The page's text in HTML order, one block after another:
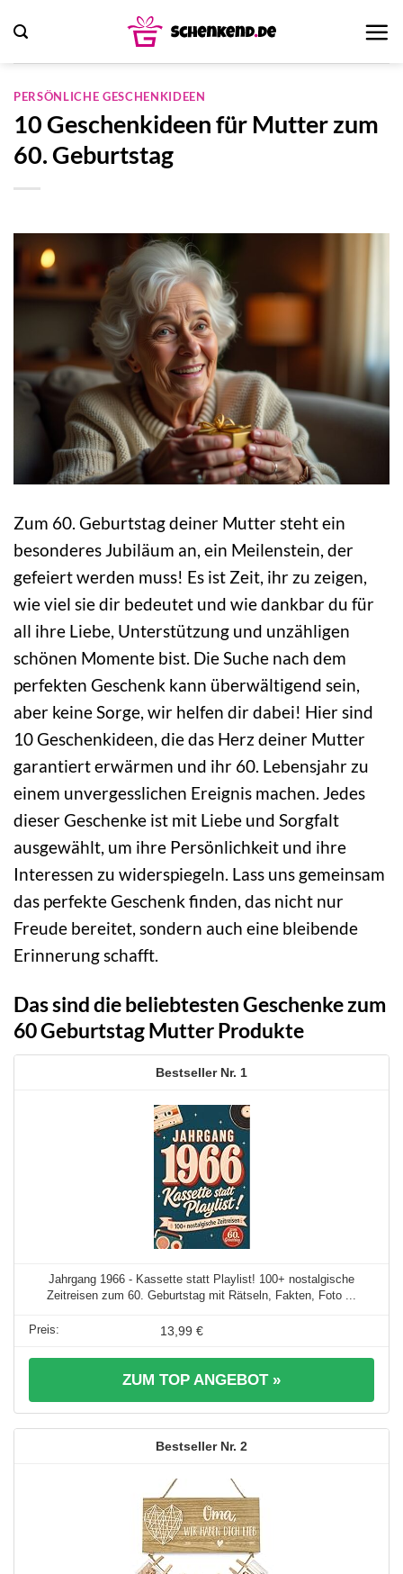
Inhalt
springen
PERSÖNLICHE GESCHENKIDEEN
10 Geschenkideen für Mutter zum
60. Geburtstag
Zum 60. Geburtstag deiner Mutter steht ein
besonderes Jubiläum an, ein Meilenstein, der
gefeiert werden muss! Es ist Zeit, ihr zu zeigen,
wie viel sie dir bedeutet und wie dankbar du für
all ihre Liebe, Unterstützung und unzähligen
schönen Momente bist. Die Suche nach dem
perfekten Geschenk kann überwältigend sein,
aber keine Sorge, wir helfen dir dabei! Hier sind
10 Geschenkideen, die das Herz deiner Mutter
garantiert erwärmen und ihr 60. Lebensjahr zu
einem unvergesslichen Ereignis machen. Jedes
dieser Geschenke ist mit Liebe und Sorgfalt
ausgewählt, um ihre Persönlichkeit und ihre
Interessen zu widerspiegeln. Lass uns gemeinsam
das perfekte Geschenk finden, das nicht nur
Freude bereitet, sondern auch eine bleibende
Erinnerung schafft.
Das sind die beliebtesten Geschenke zum
60 Geburtstag Mutter Produkte
1
Jahrgang 1966 - Kassette statt Playlist! 100+ nostalgische
Zeitreisen zum 60. Geburtstag mit Rätseln, Fakten, Foto ...
13,99 €
ZUM TOP ANGEBOT »
2